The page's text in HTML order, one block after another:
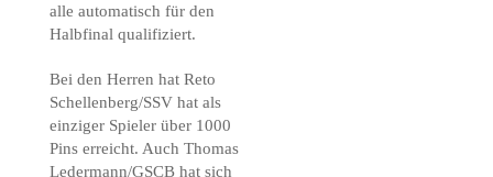
alle automatisch für den
Halbfinal qualifiziert.
Bei den Herren hat Reto
Schellenberg/SSV hat als
einziger Spieler über 1000
Pins erreicht. Auch Thomas
Ledermann/GSCB hat sich